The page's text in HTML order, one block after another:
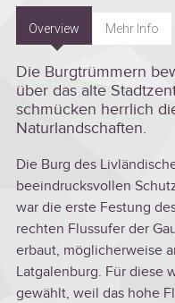
Overview Mehr Info
Die Burgtrümmern
über das alte
schmücken herrlich
Naturlandschaften.
Die Burg des
beeindrucksvollen
war die erste Festung
rechten Flussufer der
erbaut, möglicherweise
Latgalenburg. Für diese
gewählt, weil das hohe